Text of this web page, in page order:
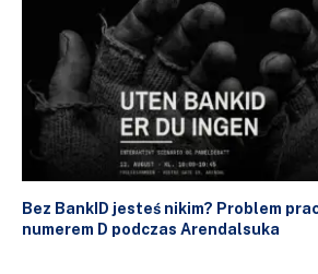
Bez BankID jesteś nikim? Problem
numerem D podczas Arendalsuka